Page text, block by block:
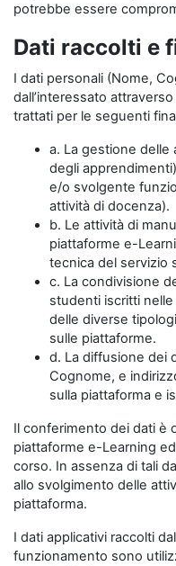
potrebbe essere
Dati raccolti e
I dati personali (Nome,
dall’interessato
trattati per le seguenti
a. La gestione delle
degli
e/o svolgente
attività di docenza).
b. Le attività di
piattaforme e-
tecnica del servizio
c. La condivisione
studenti iscritti
delle diverse
sulle piattaforme.
d. La diffusione dei
Cognome, e
sulla piattaforma e
Il conferimento dei dati è
piattaforme e-Learning
corso. In assenza di tali
allo svolgimento delle
piattaforma.
I dati applicativi raccolti
funzionamento sono